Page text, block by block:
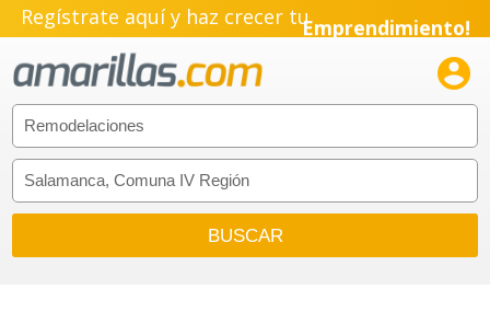
Regístrate aquí y haz crecer tuEmprendimiento!
